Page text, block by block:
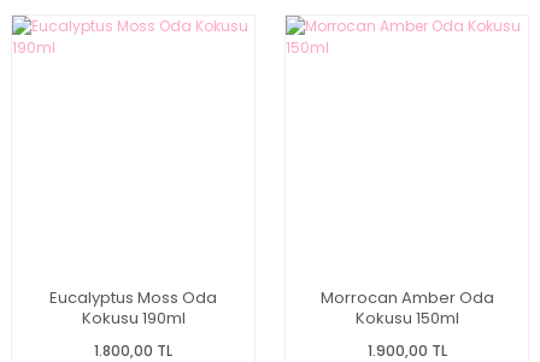
Eucalyptus Moss Oda
Kokusu 190ml
1.800,00 TL
Morrocan Amber Oda
Kokusu 150ml
1.900,00 TL